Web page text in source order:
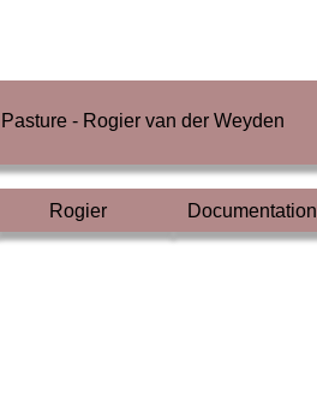
- Rogier van der Weyden
Rogier Documentation